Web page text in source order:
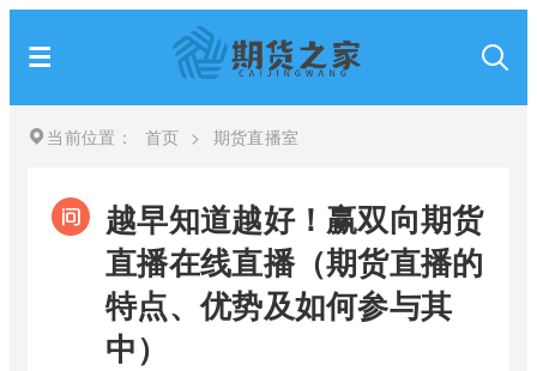
当前位置： 首页 > 期货直播室
越早知道越好！赢双向期货
直播在线直播（期货直播的
特点、优势及如何参与其
中）